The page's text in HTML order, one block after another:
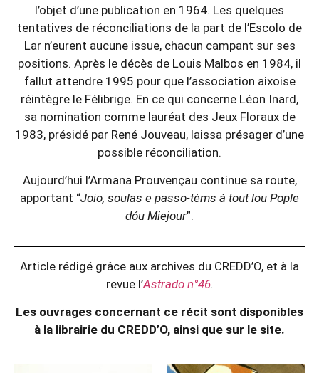
l’objet d’une publication en 1964. Les quelques
tentatives de réconciliations de la part de l’Escolo de
Lar n’eurent aucune issue, chacun campant sur ses
positions. Après le décès de Louis Malbos en 1984, il
fallut attendre 1995 pour que l’association aixoise
réintègre le Félibrige. En ce qui concerne Léon Inard,
sa nomination comme lauréat des Jeux Floraux de
1983, présidé par René Jouveau, laissa présager d’une
possible réconciliation.
Aujourd’hui l’Armana Prouvençau continue sa route,
apportant “Joio, soulas e passo-tèms à tout lou Pople
dóu Miejour”.
Article rédigé grâce aux archives du CREDD’O, et à la
revue l’Astrado n°46.
Les ouvrages concernant ce récit sont disponibles
à la librairie du CREDD’O, ainsi que sur le site.